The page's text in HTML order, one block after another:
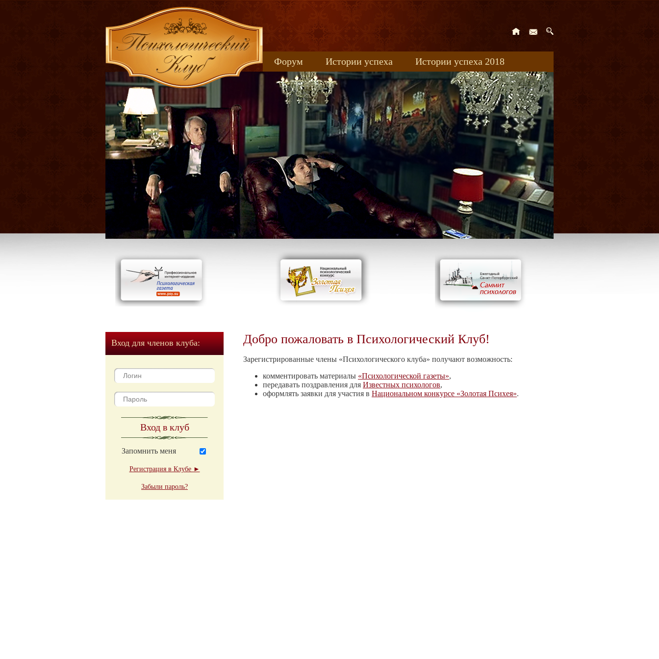
Форум Истории успеха
Истории успеха 2018
Книжные новинки
uspeh_2017
Вход для членов клуба:
Вход в клуб
Запомнить меня
Регистрация в Клубе ►
Забыли пароль?
Добро пожаловать в Психологический Клуб!
Зарегистрированные члены «Психологического клуба» получают возможность:
комментировать материалы «Психологической газеты»,
передавать поздравления для Известных психологов,
оформлять заявки для участия в Национальном конкурсе «Золотая Психея».